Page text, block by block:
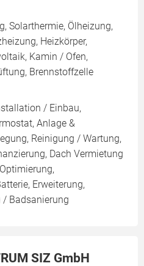
Solarthermie, Ölheizung,
Heizkörper,
Kamin / Ofen,
Brennstoffzelle
/ Einbau,
Anlage &
Reinigung / Wartung,
Dach Vermietung
Erweiterung,
/ Badsanierung
SIZ GmbH